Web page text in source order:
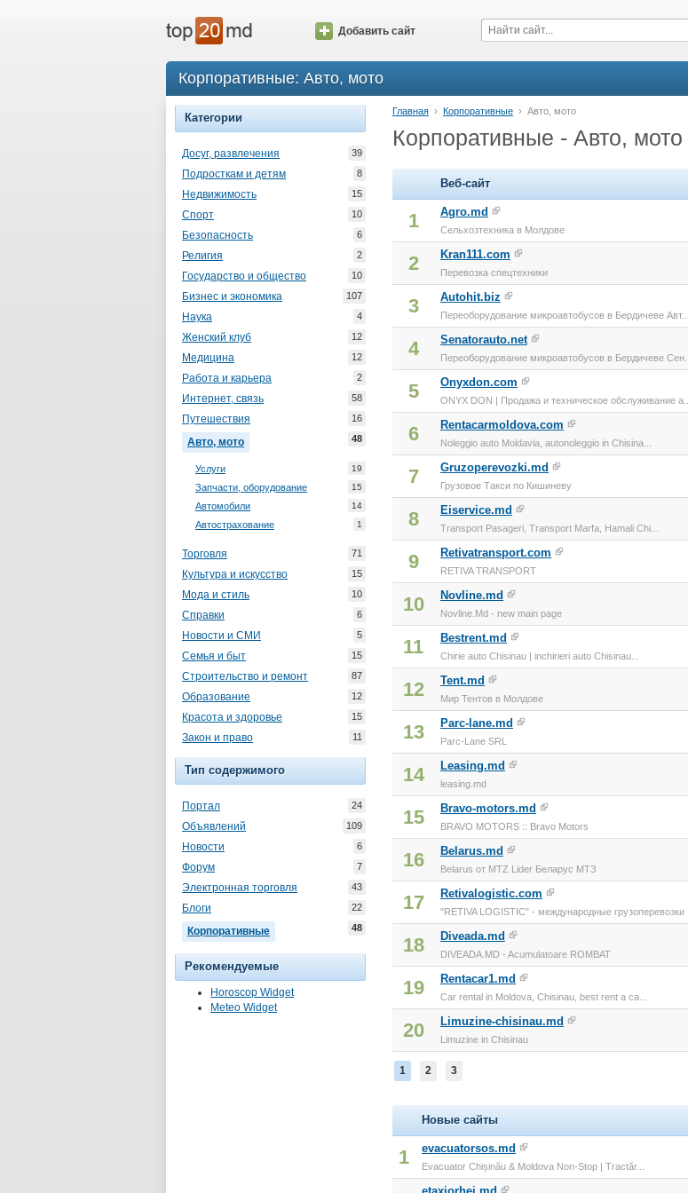
Добавить сайт
Корпоративные: Авто, мото
Категории
Досуг, развлечения 39
Подросткам и детям 8
Недвижимость 15
Спорт 10
Безопасность 6
Религия 2
Государство и общество 10
Бизнес и экономика 107
Наука 4
Женский клуб 12
Медицина 12
Работа и карьера 2
Интернет, связь 58
Путешествия 16
Авто, мото 48
Услуги 19
Запчасти, оборудование 15
Автомобили 14
Автострахование 1
Торговля 71
Культура и искусство 15
Мода и стиль 10
Справки 6
Новости и СМИ 5
Семья и быт 15
Строительство и ремонт 87
Образование 12
Красота и здоровье 15
Закон и право 11
Тип содержимого
Портал 24
Объявлений 109
Новости 6
Форум 7
Электронная торговля 43
Блоги 22
Корпоративные 48
Рекомендуемые
Horoscop Widget
Meteo Widget
Главная › Корпоративные › Авто, мото
Корпоративные - Авто, мото
Веб-сайт
1 Agro.md
Сельхозтехника в Молдове
2 Kran111.com
Перевозка спецтехники
3 Autohit.biz
Переоборудование микроавтобусов в Бердичеве Авт...
4 Senatorauto.net
Переоборудование микроавтобусов в Бердичеве Сен...
5 Onyxdon.com
ONYX DON | Продажа и техническое обслуживание а...
6 Rentacarmoldova.com
Noleggio auto Moldavia, autonoleggio in Chisina...
7 Gruzoperevozki.md
Грузовое Такси по Кишиневу
8 Eiservice.md
Transport Pasageri, Transport Marfa, Hamali Chi...
9 Retivatransport.com
RETIVA TRANSPORT
10 Novline.md
Novline.Md - new main page
11 Bestrent.md
Chirie auto Chisinau | inchirieri auto Chisinau...
12 Tent.md
Мир Тентов в Молдове
13 Parc-lane.md
Parc-Lane SRL
14 Leasing.md
leasing.md
15 Bravo-motors.md
BRAVO MOTORS :: Bravo Motors
16 Belarus.md
Belarus от MTZ Lider Беларус МТЗ
17 Retivalogistic.com
"RETIVA LOGISTIC" - международные грузоперевозки
18 Diveada.md
DIVEADA.MD - Acumulatoare ROMBAT
19 Rentacar1.md
Car rental in Moldova, Chisinau, best rent a ca...
20 Limuzine-chisinau.md
Limuzine in Chisinau
1 2 3
Новые сайты
1 evacuatorsos.md
Evacuator Chișinău & Moldova Non-Stop | Tractăr...
etaxiorhei.md